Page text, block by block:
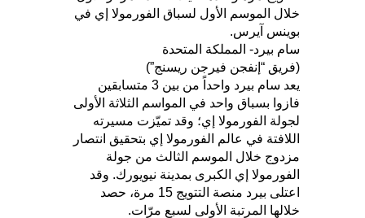
خلال الموسم الأول لسباق الفورمولا إي في
بوينس آيرس.
سام بيرد- المملكة المتحدة
(فريق “إنفجن فيرجن ريسنج”)
يعد سام بيرد واحداً من بين 3 متسابقين
فازوا بسباق واحد في المواسم الثلاثة الأولى
لجولة الفورمولا إي؛ وقد تميّزت مسيرته
اللافتة في عالم الفورمولا إي بتحقيق انتصار
مزدوج خلال الموسم الثالث من جولة
الفورمولا إي الكبرى بمدينة نيويورك. وقد
اعتلى بيرد منصة التتويج 15 مرة، حصد
خلالها المرتبة الأولى لسبع مرّات.